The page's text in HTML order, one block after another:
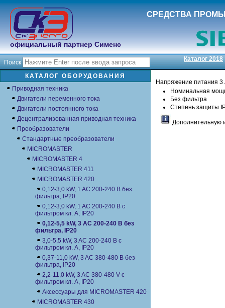
СРЕДСТВА
официальный партнер Сименс
Поиск Каталог 2018
Напряжение питания
Номинальная
Без фильтра
Степень защиты
Дополнительную
КАТАЛОГ ОБОРУДОВАНИЯ
Приводная техника
Двигатели переменного тока
Двигатели постоянного тока
Децентрализованная приводная техника
Преобразователи
Стандартные преобразователи
MICROMASTER
MICROMASTER 4
MICROMASTER 411
MICROMASTER 420
0,12-3,0 kW, 1 AC 200-240 В без
фильтра, IP20
0,12-3,0 kW, 1 AC 200-240 В с
фильтром кл. А, IP20
0,12-5,5 kW, 3 AC 200-240 В без
фильтра, IP20
3,0-5,5 kW, 3 AC 200-240 В с
фильтром кл. А, IP20
0,37-11,0 kW, 3 AC 380-480 В без
фильтра, IP20
2,2-11,0 kW, 3 AC 380-480 V с
фильтром кл. A, IP20
Аксессуары для MICROMASTER 420
MICROMASTER 430